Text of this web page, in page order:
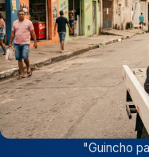
"Guincho